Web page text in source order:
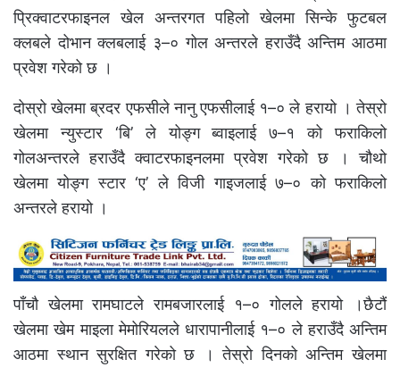
प्रिक्वाटरफाइनल खेल अन्तरगत पहिलो खेलमा सिन्के फुटबल
क्लबले दोभान क्लबलाई ३–० गोल अन्तरले हराउँदै अन्तिम आठमा
प्रवेश गरेको छ ।
दोस्रो खेलमा ब्रदर एफसीले नानु एफसीलाई १–० ले हरायो । तेस्रो
खेलमा न्युस्टार ‘बि’ ले योङ्ग ब्वाइलाई ७–१ को फराकिलो
गोलअन्तरले हराउँदै क्वाटरफाइनलमा प्रवेश गरेको छ । चौथो
खेलमा योङ्ग स्टार ‘ए’ ले विजी गाइजलाई ७–० को फराकिलो
अन्तरले हरायो ।
पाँचौ खेलमा रामघाटले रामबजारलाई १–० गोलले हरायो ।छैटौं
खेलमा खेम माइला मेमोरियलले धारापानीलाई १–० ले हराउँदै अन्तिम
आठमा स्थान सुरक्षित गरेको छ । तेस्रो दिनको अन्तिम खेलमा